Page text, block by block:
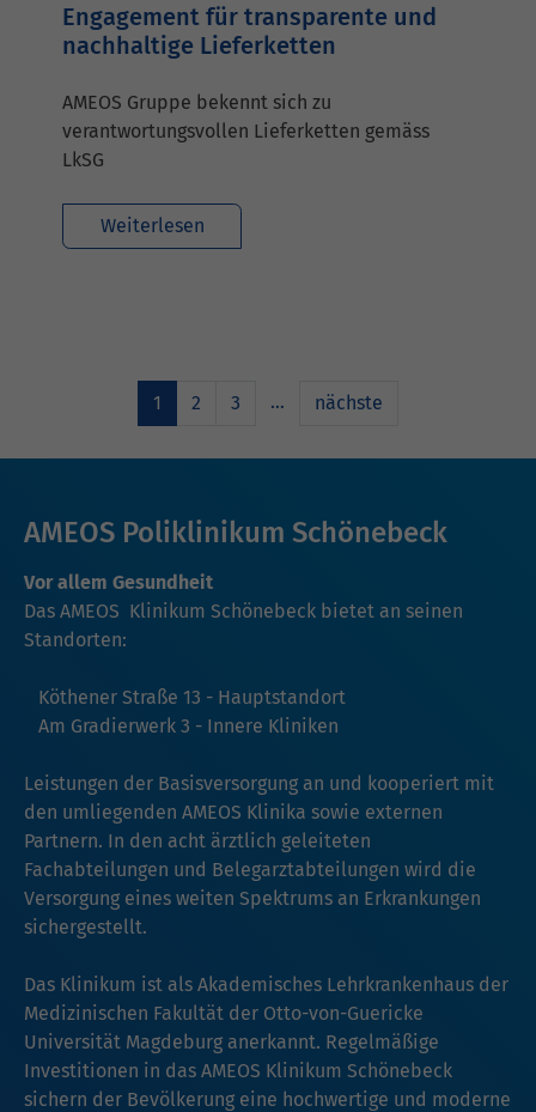
Engagement für transparente und
nachhaltige Lieferketten
AMEOS Gruppe bekennt sich zu
verantwortungsvollen Lieferketten gemäss
LkSG
Weiterlesen
1 2 3 … nächste
AMEOS Poliklinikum Schönebeck
Vor allem Gesundheit
Das AMEOS Klinikum Schönebeck bietet an seinen
Standorten:
Köthener Straße 13 - Hauptstandort
Am Gradierwerk 3 - Innere Kliniken
Leistungen der Basisversorgung an und kooperiert mit
den umliegenden AMEOS Klinika sowie externen
Partnern. In den acht ärztlich geleiteten
Fachabteilungen und Belegarztabteilungen wird die
Versorgung eines weiten Spektrums an Erkrankungen
sichergestellt.
Das Klinikum ist als Akademisches Lehrkrankenhaus der
Medizinischen Fakultät der Otto-von-Guericke
Universität Magdeburg anerkannt. Regelmäßige
Investitionen in das AMEOS Klinikum Schönebeck
sichern der Bevölkerung eine hochwertige und moderne